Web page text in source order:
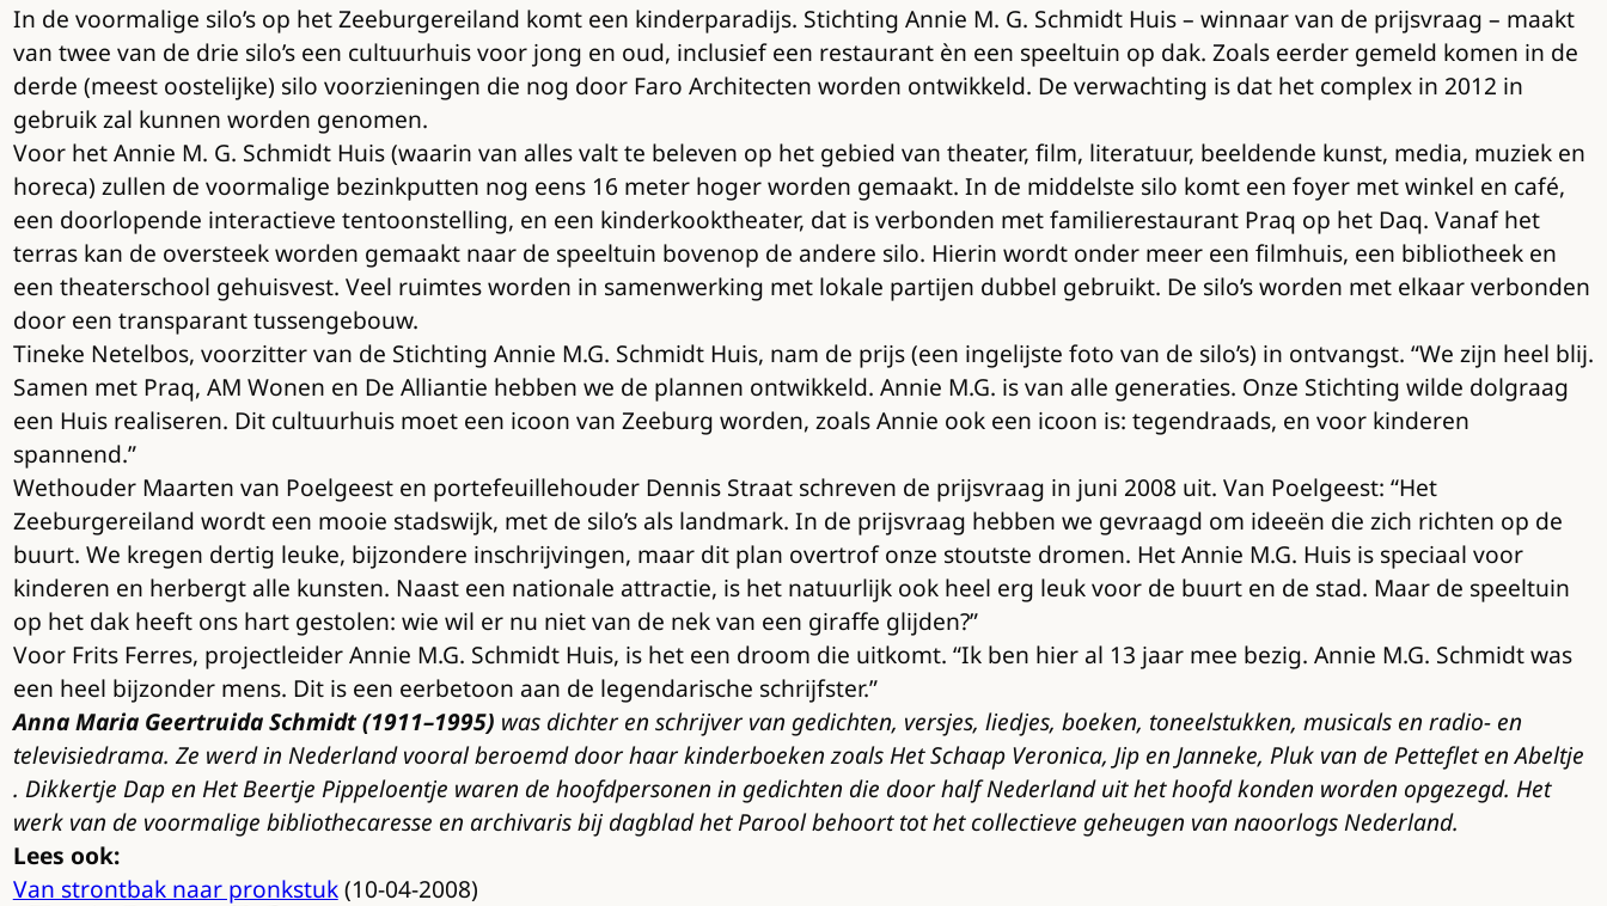
In de voormalige silo’s op het Zeeburgereiland komt een kinderparadijs. Stichting Annie M. G. Schmidt Huis – winnaar van de prijsvraag – maakt
van twee van de drie silo’s een cultuurhuis voor jong en oud, inclusief een restaurant èn een speeltuin op dak. Zoals eerder gemeld komen in de
derde (meest oostelijke) silo voorzieningen die nog door Faro Architecten worden ontwikkeld. De verwachting is dat het complex in 2012 in
gebruik zal kunnen worden genomen.
Voor het Annie M. G. Schmidt Huis (waarin van alles valt te beleven op het gebied van theater, film, literatuur, beeldende kunst, media, muziek en
horeca) zullen de voormalige bezinkputten nog eens 16 meter hoger worden gemaakt. In de middelste silo komt een foyer met winkel en café,
een doorlopende interactieve tentoonstelling, en een kinderkooktheater, dat is verbonden met familierestaurant Praq op het Daq. Vanaf het
terras kan de oversteek worden gemaakt naar de speeltuin bovenop de andere silo. Hierin wordt onder meer een filmhuis, een bibliotheek en
een theaterschool gehuisvest. Veel ruimtes worden in samenwerking met lokale partijen dubbel gebruikt. De silo’s worden met elkaar verbonden
door een transparant tussengebouw.
Tineke Netelbos, voorzitter van de Stichting Annie M.G. Schmidt Huis, nam de prijs (een ingelijste foto van de silo’s) in ontvangst. “We zijn heel blij.
Samen met Praq, AM Wonen en De Alliantie hebben we de plannen ontwikkeld. Annie M.G. is van alle generaties. Onze Stichting wilde dolgraag
een Huis realiseren. Dit cultuurhuis moet een icoon van Zeeburg worden, zoals Annie ook een icoon is: tegendraads, en voor kinderen
spannend.”
Wethouder Maarten van Poelgeest en portefeuillehouder Dennis Straat schreven de prijsvraag in juni 2008 uit. Van Poelgeest: “Het
Zeeburgereiland wordt een mooie stadswijk, met de silo’s als landmark. In de prijsvraag hebben we gevraagd om ideeën die zich richten op de
buurt. We kregen dertig leuke, bijzondere inschrijvingen, maar dit plan overtrof onze stoutste dromen. Het Annie M.G. Huis is speciaal voor
kinderen en herbergt alle kunsten. Naast een nationale attractie, is het natuurlijk ook heel erg leuk voor de buurt en de stad. Maar de speeltuin
op het dak heeft ons hart gestolen: wie wil er nu niet van de nek van een giraffe glijden?”
Voor Frits Ferres, projectleider Annie M.G. Schmidt Huis, is het een droom die uitkomt. “Ik ben hier al 13 jaar mee bezig. Annie M.G. Schmidt was
een heel bijzonder mens. Dit is een eerbetoon aan de legendarische schrijfster.”
Anna Maria Geertruida Schmidt (1911–1995) was dichter en schrijver van gedichten, versjes, liedjes, boeken, toneelstukken, musicals en radio- en
televisiedrama. Ze werd in Nederland vooral beroemd door haar kinderboeken zoals Het Schaap Veronica, Jip en Janneke, Pluk van de Petteflet en Abeltje
. Dikkertje Dap en Het Beertje Pippeloentje waren de hoofdpersonen in gedichten die door half Nederland uit het hoofd konden worden opgezegd. Het
werk van de voormalige bibliothecaresse en archivaris bij dagblad het Parool behoort tot het collectieve geheugen van naoorlogs Nederland.
Lees ook:
Van strontbak naar pronkstuk(10-04-2008)